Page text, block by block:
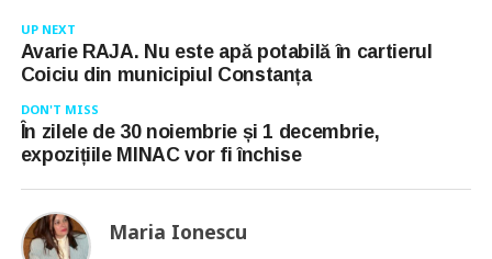
UP NEXT
Avarie RAJA. Nu este apă potabilă în cartierul
Coiciu din municipiul Constanța
DON'T MISS
În zilele de 30 noiembrie și 1 decembrie,
expozițiile MINAC vor fi închise
Maria Ionescu